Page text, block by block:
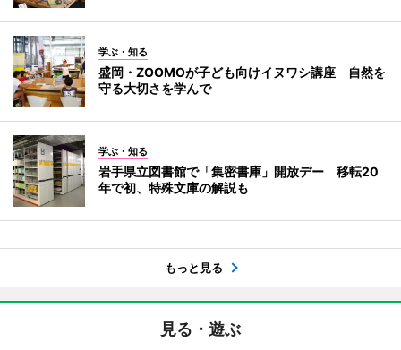
学ぶ・知る
盛岡・ZOOMOが子ども向けイヌワシ講座 自然を
守る大切さを学んで
学ぶ・知る
岩手県立図書館で「集密書庫」開放デー 移転20
年で初、特殊文庫の解説も
もっと見る
見る・遊ぶ